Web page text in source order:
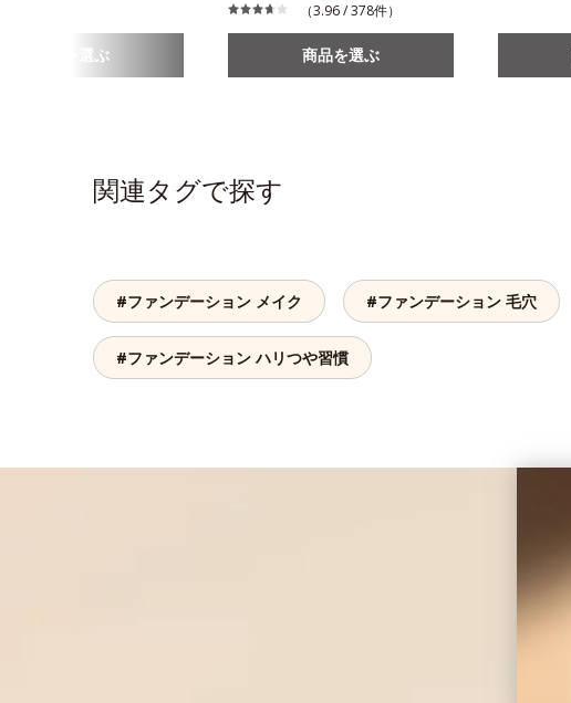
商品を選ぶ
（3.96 / 378件）
商品を選ぶ
関連タグで探す
#ファンデーション メイク #ファンデーション 毛穴
#ファンデーション ハリつや習慣